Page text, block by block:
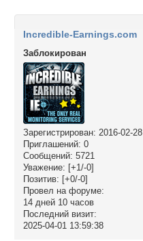
Incredible-Earnings.com
Заблокирован
Зарегистрирован: 2016-02-28
Приглашений: 0
Сообщений: 5721
Уважение: [+1/-0]
Позитив: [+0/-0]
Провел на форуме:
14 дней 10 часов
Последний визит:
2025-04-01 13:59:38